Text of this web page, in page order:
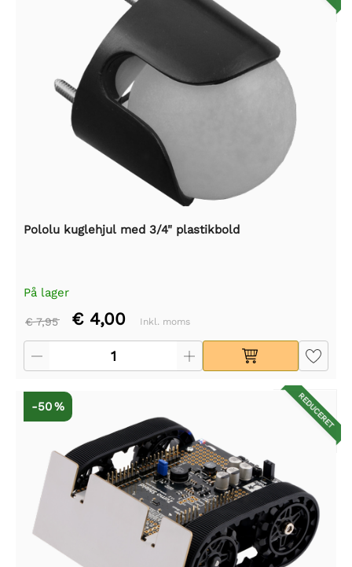
Pololu kuglehjul med 3/4" plastikbold
På lager
€ 7,95 € 4,00 Inkl. moms
REDUCERET
-50 %